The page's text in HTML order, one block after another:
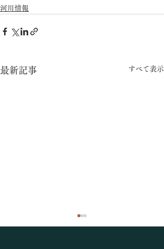
河川情報
最新記事 すべて表示